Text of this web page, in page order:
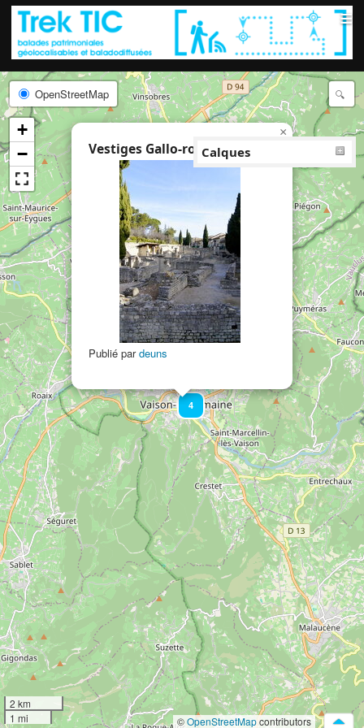
≡
4
Vestiges Gallo-romains (2)
Publié pardeuns
×
OpenStreetMap
+
−
Calques
2 km
1 mi
©OpenStreetMapcontributors